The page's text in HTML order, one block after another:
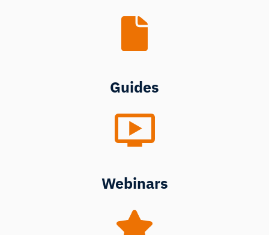
Guides
Webinars